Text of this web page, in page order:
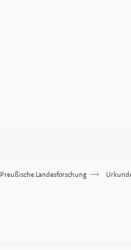
Preußische Landesforschung >>>